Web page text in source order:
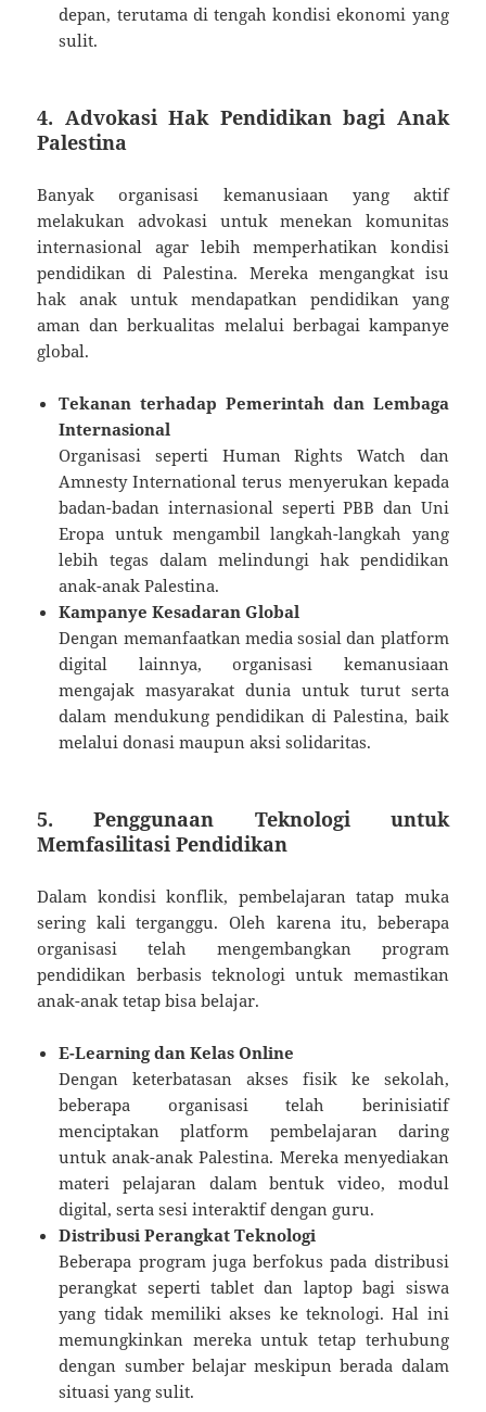
depan, terutama di tengah kondisi ekonomi yang
sulit.
4. Advokasi Hak Pendidikan bagi Anak
Palestina
Banyak organisasi kemanusiaan yang aktif
melakukan advokasi untuk menekan komunitas
internasional agar lebih memperhatikan kondisi
pendidikan di Palestina. Mereka mengangkat isu
hak anak untuk mendapatkan pendidikan yang
aman dan berkualitas melalui berbagai kampanye
global.
Tekanan terhadap Pemerintah dan Lembaga
Internasional
Organisasi seperti Human Rights Watch dan
Amnesty International terus menyerukan kepada
badan-badan internasional seperti PBB dan Uni
Eropa untuk mengambil langkah-langkah yang
lebih tegas dalam melindungi hak pendidikan
anak-anak Palestina.
Kampanye Kesadaran Global
Dengan memanfaatkan media sosial dan platform
digital lainnya, organisasi kemanusiaan
mengajak masyarakat dunia untuk turut serta
dalam mendukung pendidikan di Palestina, baik
melalui donasi maupun aksi solidaritas.
5. Penggunaan Teknologi untuk
Memfasilitasi Pendidikan
Dalam kondisi konflik, pembelajaran tatap muka
sering kali terganggu. Oleh karena itu, beberapa
organisasi telah mengembangkan program
pendidikan berbasis teknologi untuk memastikan
anak-anak tetap bisa belajar.
E-Learning dan Kelas Online
Dengan keterbatasan akses fisik ke sekolah,
beberapa organisasi telah berinisiatif
menciptakan platform pembelajaran daring
untuk anak-anak Palestina. Mereka menyediakan
materi pelajaran dalam bentuk video, modul
digital, serta sesi interaktif dengan guru.
Distribusi Perangkat Teknologi
Beberapa program juga berfokus pada distribusi
perangkat seperti tablet dan laptop bagi siswa
yang tidak memiliki akses ke teknologi. Hal ini
memungkinkan mereka untuk tetap terhubung
dengan sumber belajar meskipun berada dalam
situasi yang sulit.